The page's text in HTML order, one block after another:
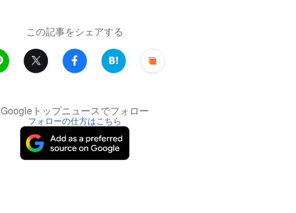
この記事をシェアする
Googleトップニュースでフォロー
フォローの仕方はこちら